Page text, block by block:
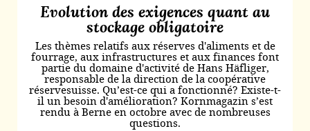
Evolution des exigences quant au
stockage obligatoire
Les thèmes relatifs aux réserves d'aliments et de
fourrage, aux infrastructures et aux finances font
partie du domaine d'activité de Hans Häfliger,
responsable de la direction de la coopérative
réservesuisse. Qu’est-ce qui a fonctionné? Existe-t-
il un besoin d'amélioration? Kornmagazin s’est
rendu à Berne en octobre avec de nombreuses
questions.